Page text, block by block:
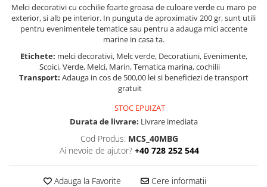
Melci decorativi cu cochilie foarte groasa de culoare verde cu maro pe
exterior, si alb pe interior. In punguta de aproximativ 200 gr, sunt utili
pentru evenimentele tematice sau pentru a adauga mici accente
marine in casa ta.
Etichete: melci decorativi, Melc verde, Decoratiuni, Evenimente,
Scoici, Verde, Melci, Marin, Tematica marina, cochilii
Transport: Adauga in cos de 500,00 lei si beneficiezi de transport
gratuit
STOC EPUIZAT
Durata de livrare: Livrare imediata
Cod Produs: MCS_40MBG
Ai nevoie de ajutor? +40 728 252 544
Adauga la Favorite Cere informatii